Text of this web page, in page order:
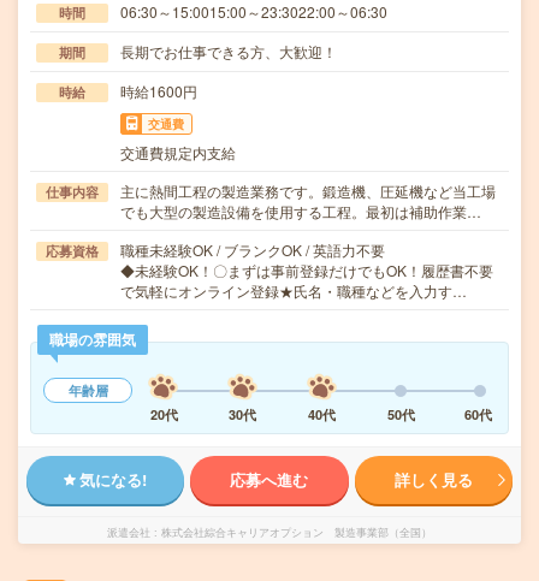
時間 06:30～15:0015:00～23:3022:00～06:30
期間 長期でお仕事できる方、大歓迎！
時給 時給1600円
交通費
交通費規定内支給
仕事内容
主に熱間工程の製造業務です。鍛造機、圧延機など当工場
でも大型の製造設備を使用する工程。最初は補助作業…
応募資格
職種未経験OK / ブランクOK / 英語力不要
◆未経験OK！〇まずは事前登録だけでもOK！履歴書不要
で気軽にオンライン登録★氏名・職種などを入力す…
職場の雰囲気
年齢層
20代
30代 40代 50代 60代
気になる! 応募へ進む 詳しく見る
派遣会社 株式会社綜合キャリアオプション 製造事業部（全国）